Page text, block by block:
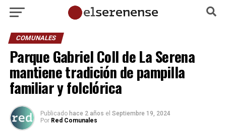
COMUNALES
Parque Gabriel Coll de La Serena
mantiene tradición de pampilla
familiar y folclórica
Publicado hace 2 años el Septiembre 19, 2024
Por Red Comunales